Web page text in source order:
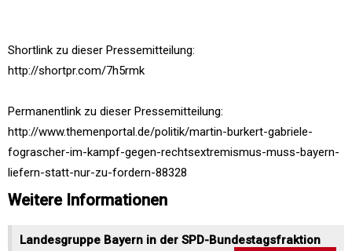
Shortlink zu dieser Pressemitteilung:
http://shortpr.com/7h5rmk
Permanentlink zu dieser Pressemitteilung:
http://www.themenportal.de/politik/martin-burkert-gabriele-
fograscher-im-kampf-gegen-rechtsextremismus-muss-bayern-
liefern-statt-nur-zu-fordern-88328
Weitere Informationen
Landesgruppe Bayern in der SPD-Bundestagsfraktion